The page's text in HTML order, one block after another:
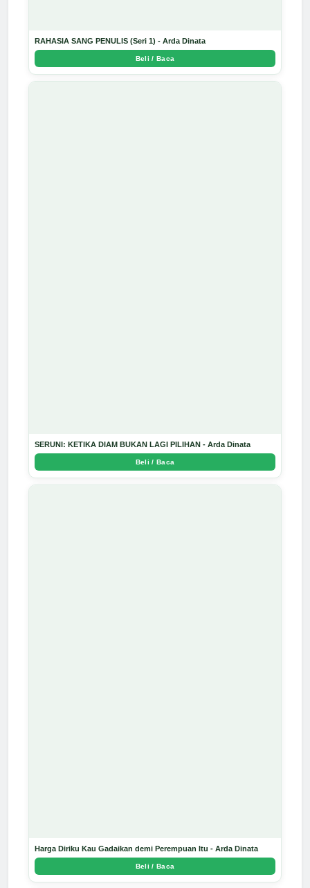
RAHASIA SANG PENULIS (Seri 1) - Arda Dinata
Beli / Baca
SERUNI: KETIKA DIAM BUKAN LAGI PILIHAN - Arda Dinata
Beli / Baca
Harga Diriku Kau Gadaikan demi Perempuan Itu - Arda Dinata
Beli / Baca